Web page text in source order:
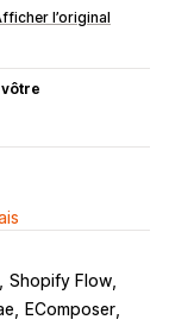
l’original
Shopify Flow
EComposer